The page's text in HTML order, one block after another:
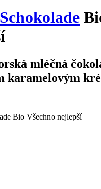
mléčná
karamelovým
Bio Všechno nejlepší